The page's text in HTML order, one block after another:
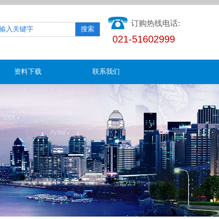
021-51602999
订购热线电话:
搜索
资料下载 联系我们